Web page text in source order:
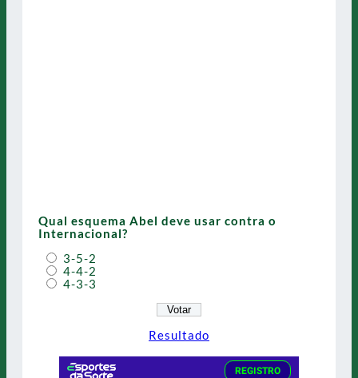
Qual esquema Abel deve usar contra o
Internacional?
3-5-2
4-4-2
4-3-3
Resultado